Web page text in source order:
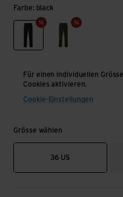
Farbe: black
black
Für einen individuellen
Cookies aktivieren.
Cookie-Einstellungen
Grösse wählen
36 US